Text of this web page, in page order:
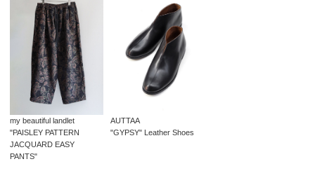
my beautiful landlet
"PAISLEY PATTERN
JACQUARD EASY
PANTS"
AUTTAA
"GYPSY" Leather Shoes